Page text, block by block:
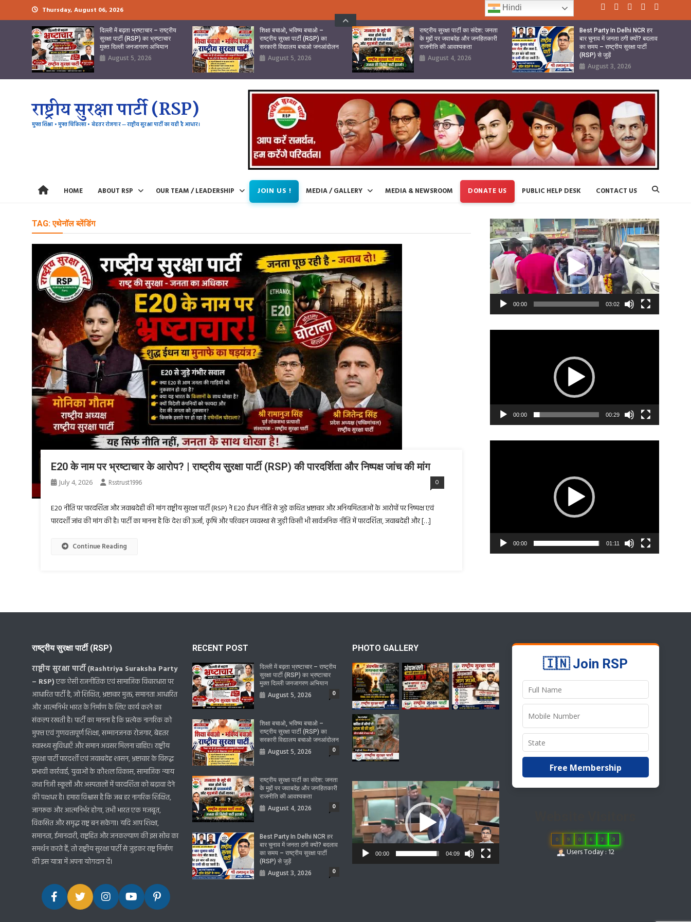
to
Thursday, August 06, 2026
दिल्ली में बढ़ता भ्रष्टाचार – राष्ट्रीय
सुरक्षा पार्टी (RSP) का भ्रष्टाचार
मुक्त दिल्ली जनजागरण अभियान
August 5, 2026
शिक्षा बचाओ, भविष्य बचाओ –
राष्ट्रीय सुरक्षा पार्टी (RSP) का
सरकारी विद्यालय बचाओ जनआंदोलन
August 5, 2026
राष्ट्रीय सुरक्षा पार्टी का संदेश: जनता
के मुद्दों पर जवाबदेह और जनहितकारी
राजनीति की आवश्यकता
August 4, 2026
Best Party In Delhi NCR हर
बार चुनाव में जनता ठगी क्यों? बदलाव
का समय – राष्ट्रीय सुरक्षा पार्टी
(RSP) से जुड़ें
August 3, 2026
राष्ट्रीय सुरक्षा पार्टी (RSP)
मुफ्त शिक्षा • मुफ्त चिकित्सा • बेहतर रोजगार — राष्ट्रीय सुरक्षा पार्टी का यही है आधार।
HOME ABOUT RSP OUR TEAM / LEADERSHIP JOIN US ! MEDIA / GALLERY MEDIA & NEWSROOM DONATE US PUBLIC HELP DESK CONTACT US
TAG:एथेनॉल ब्लेंडिंग
E20 के नाम पर भ्रष्टाचार के आरोप? | राष्ट्रीय सुरक्षा पार्टी (RSP) की पारदर्शिता और निष्पक्ष जांच की मांग
July 4, 2026 Rsstrust1996 0
E20 नीति पर पारदर्शिता और जवाबदेही की मांग राष्ट्रीय सुरक्षा पार्टी (RSP) ने E20 ईंधन नीति से जुड़े कथित भ्रष्टाचार और अनियमितताओं के आरोपों पर निष्पक्ष एवं
पारदर्शी जांच की मांग की है। पार्टी का मानना है कि देश की ऊर्जा, कृषि और परिवहन व्यवस्था से जुड़ी किसी भी सार्वजनिक नीति में पारदर्शिता, जवाबदेही और […]
Continue Reading
Video
Player
00:00 03:02
00:00 00:29
00:00 01:11
राष्ट्रीय सुरक्षा पार्टी (RSP)
राष्ट्रीय सुरक्षा पार्टी (Rashtriya Suraksha Party
– RSP)एक ऐसी राजनीतिक एवं सामाजिक विचारधारा पर
आधारित पार्टी है, जो शिक्षित, भ्रष्टाचार मुक्त, समानता आधारित
और आत्मनिर्भर भारत के निर्माण के लिए कार्य करने का
संकल्प रखती है। पार्टी का मानना है कि प्रत्येक नागरिक को
मुफ्त एवं गुणवत्तापूर्ण शिक्षा, सम्मानजनक रोजगार, बेहतर
स्वास्थ्य सुविधाएँ और समान अवसर मिलना चाहिए। राष्ट्रीय
सुरक्षा पार्टी पारदर्शी एवं जवाबदेह शासन, भ्रष्टाचार के विरुद्ध
प्रभावी कार्रवाई, युवाओं के कौशल विकास, सामाजिक न्याय
तथा निजी स्कूलों और अस्पतालों में पारदर्शिता को बढ़ावा देने
की पक्षधर है। हमारा विश्वास है कि जब हर नागरिक शिक्षित,
जागरूक और आत्मनिर्भर होगा, तभी भारत एक मजबूत,
विकसित और समृद्ध राष्ट्र बन सकेगा। यदि आप शिक्षा,
समानता, ईमानदारी, राष्ट्रहित और जनकल्याण की इस सोच का
समर्थन करते हैं, तो राष्ट्रीय सुरक्षा पार्टी से जुड़कर राष्ट्र निर्माण
की इस यात्रा में अपना योगदान दें।
RECENT POST
दिल्ली में बढ़ता भ्रष्टाचार – राष्ट्रीय
सुरक्षा पार्टी (RSP) का भ्रष्टाचार
मुक्त दिल्ली जनजागरण अभियान
August 5, 2026 0
शिक्षा बचाओ, भविष्य बचाओ –
राष्ट्रीय सुरक्षा पार्टी (RSP) का
सरकारी विद्यालय बचाओ जनआंदोलन
August 5, 2026 0
राष्ट्रीय सुरक्षा पार्टी का संदेश: जनता
के मुद्दों पर जवाबदेह और जनहितकारी
राजनीति की आवश्यकता
August 4, 2026 0
Best Party In Delhi NCR हर
बार चुनाव में जनता ठगी क्यों? बदलाव
का समय – राष्ट्रीय सुरक्षा पार्टी
(RSP) से जुड़ें
August 3, 2026 0
PHOTO GALLERY
Video
Player
00:00 04:09
🇮🇳 Join RSP
Free Membership
0 9 0 6 2 3
Users Today : 12
Hindi